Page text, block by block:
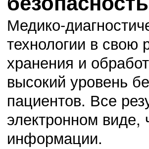
Медико-
технологии в
хранения и
высокий уровень
пациентов. Все
электронном виде,
информации.